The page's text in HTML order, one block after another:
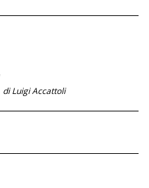
di Luigi Accattoli